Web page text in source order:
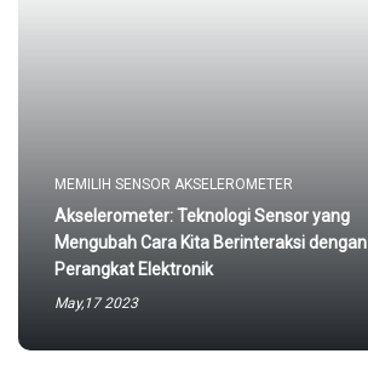
MEMILIH SENSOR AKSELEROMETER
Akselerometer: Teknologi Sensor yang
Mengubah Cara Kita Berinteraksi dengan
Perangkat Elektronik
May,17 2023